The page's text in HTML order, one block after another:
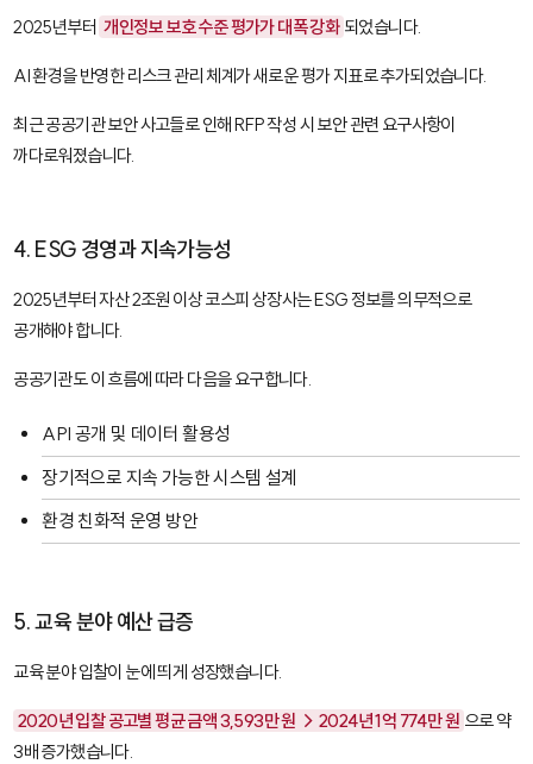
2025년부터 개인정보 보호 수준 평가가 대폭 강화 되었습니다.
AI 환경을 반영한 리스크 관리 체계가 새로운 평가 지표로 추가되었습니다.
최근 공공기관 보안 사고들로 인해 RFP 작성 시 보안 관련 요구사항이
까다로워졌습니다.
4. ESG 경영과 지속가능성
2025년부터 자산 2조원 이상 코스피 상장사는 ESG 정보를 의무적으로
공개해야 합니다.
공공기관도 이 흐름에 따라 다음을 요구합니다.
API 공개 및 데이터 활용성
장기적으로 지속 가능한 시스템 설계
환경 친화적 운영 방안
5. 교육 분야 예산 급증
교육 분야 입찰이 눈에 띄게 성장했습니다.
2020년 입찰 공고별 평균 금액 3,593만 원 → 2024년 1억 774만 원 으로 약
3배 증가했습니다.